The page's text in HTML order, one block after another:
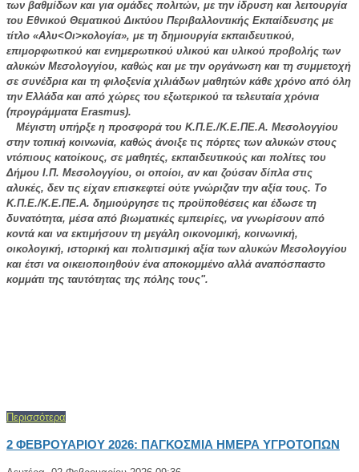
των βαθμίδων και για ομάδες πολιτών, με την ίδρυση και λειτουργία
του Εθνικού Θεματικού Δικτύου Περιβαλλοντικής Εκπαίδευσης με
τίτλο «Αλυ<Οι>κολογία», με τη δημιουργία εκπαιδευτικού,
επιμορφωτικού και ενημερωτικού υλικού και υλικού προβολής των
αλυκών Μεσολογγίου, καθώς και με την οργάνωση και τη συμμετοχή
σε συνέδρια και τη φιλοξενία χιλιάδων μαθητών κάθε χρόνο από όλη
την Ελλάδα και από χώρες του εξωτερικού τα τελευταία χρόνια
(προγράμματα Erasmus).
Μέγιστη υπήρξε η προσφορά του Κ.Π.Ε./Κ.Ε.ΠΕ.Α. Μεσολογγίου
στην τοπική κοινωνία, καθώς άνοιξε τις πόρτες των αλυκών στους
ντόπιους κατοίκους, σε μαθητές, εκπαιδευτικούς και πολίτες του
Δήμου Ι.Π. Μεσολογγίου, οι οποίοι, αν και ζούσαν δίπλα στις
αλυκές, δεν τις είχαν επισκεφτεί ούτε γνώριζαν την αξία τους. Το
Κ.Π.Ε./Κ.Ε.ΠΕ.Α. δημιούργησε τις προϋποθέσεις και έδωσε τη
δυνατότητα, μέσα από βιωματικές εμπειρίες, να γνωρίσουν από
κοντά και να εκτιμήσουν τη μεγάλη οικονομική, κοινωνική,
οικολογική, ιστορική και πολιτισμική αξία των αλυκών Μεσολογγίου
και έτσι να οικειοποιηθούν ένα αποκομμένο αλλά αναπόσπαστο
κομμάτι της ταυτότητας της πόλης τους".
Περισσότερα
2 ΦΕΒΡΟΥΑΡΙΟΥ 2026: ΠΑΓΚΟΣΜΙΑ ΗΜΕΡΑ ΥΓΡΟΤΟΠΩΝ